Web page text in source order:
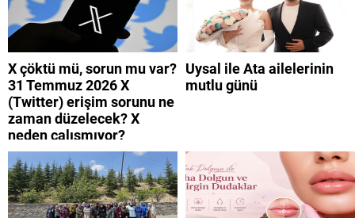
X çöktü mü, sorun mu var?
31 Temmuz 2026 X
(Twitter) erişim sorunu ne
zaman düzelecek? X
neden çalışmıyor?
Uysal ile Ata ailelerinin
mutlu günü